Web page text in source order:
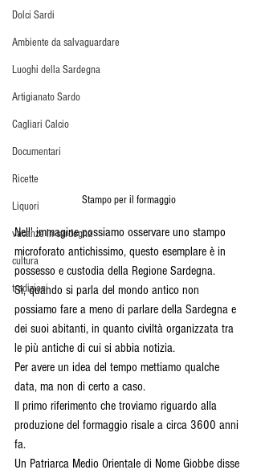
Dolci Sardi
Ambiente da salvaguardare
Luoghi della Sardegna
Artigianato Sardo
Cagliari Calcio
Documentari
Ricette
Liquori
vacanze in sardegna
cultura
tradizioni
Stampo per il formaggio
Nell' immagine possiamo osservare uno stampo
microforato antichissimo, questo esemplare è in
possesso e custodia della Regione Sardegna.
Sì, quando si parla del mondo antico non
possiamo fare a meno di parlare della Sardegna e
dei suoi abitanti, in quanto civiltà organizzata tra
le più antiche di cui si abbia notizia.
Per avere un idea del tempo mettiamo qualche
data, ma non di certo a caso.
Il primo riferimento che troviamo riguardo alla
produzione del formaggio risale a circa 3600 anni
fa.
Un Patriarca Medio Orientale di Nome Giobbe disse